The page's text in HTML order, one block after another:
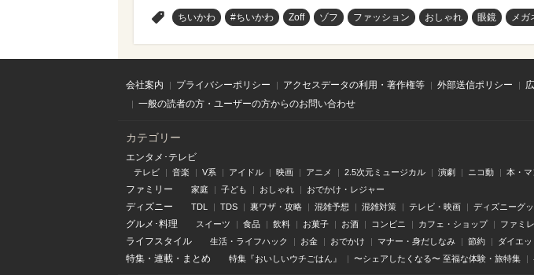
ちいかわ #ちいかわ Zoff ゾフ ファッション おしゃれ 眼鏡 メガ
会社案内 プライバシーポリシー アクセスデータの利用・著作権等 外部送信ポリシー
一般の読者の方・ユーザーの方からのお問い合わせ
カテゴリー
エンタメ･テレビ
テレビ 音楽 V系 アイドル 映画 アニメ 2.5次元ミュージカル 演劇 ニコ動 本・マ
ファミリー 家庭 子ども おしゃれ おでかけ・レジャー
ディズニー TDL TDS 裏ワザ・攻略 混雑予想 混雑対策 テレビ・映画 ディズニーグ
グルメ･料理 スイーツ 食品 飲料 お菓子 お酒 コンビニ カフェ・ショップ ファミ
ライフスタイル 生活・ライフハック お金 おでかけ マナー・身だしなみ 節約 ダイエ
特集 ・ 連載 ・ まとめ 特集『おいしいウチごはん』 〜シェアしたくなる〜 至福な体験・旅特集